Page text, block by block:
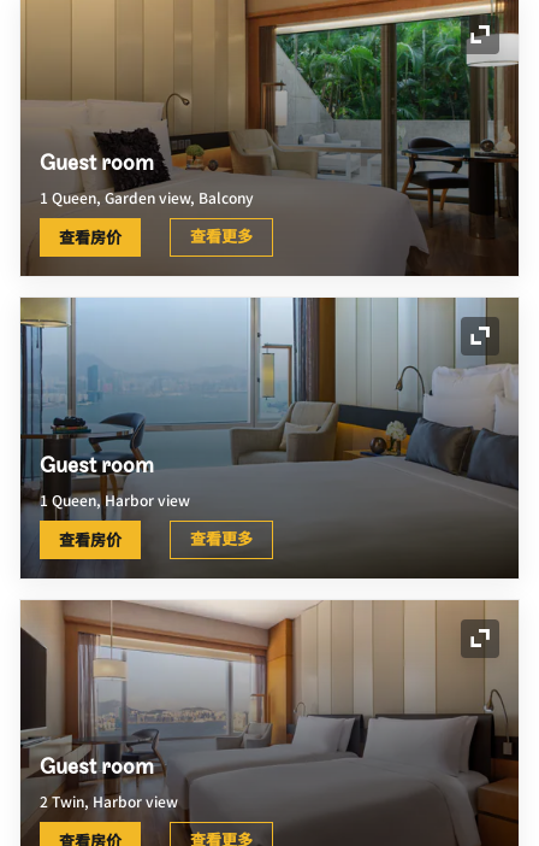
展开
Guest room
1 Queen, Garden view, Balcony
查看房价 查看更多
展开
Guest room
1 Queen, Harbor view
查看房价 查看更多
展开
Guest room
2 Twin, Harbor view
查看房价 查看更多